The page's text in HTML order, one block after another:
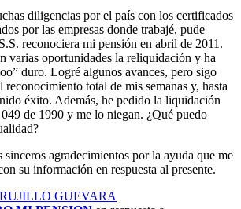
diligencias por el país con los certificados
por las empresas donde trabajé, pude
reconociera mi pensión en abril de 2011.
varias oportunidades la reliquidación y ha
duro. Logré algunos avances, pero sigo
reconocimiento total de mis semanas y, hasta
éxito. Además, he pedido la liquidación
de 1990 y me lo niegan. ¿Qué puedo
agradecimientos por la ayuda que me
su información en respuesta al presente.
GUEVARA